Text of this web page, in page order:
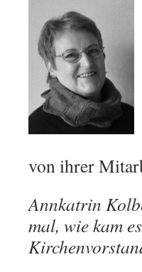
von ihrer
Annkatrin
mal, wie kam